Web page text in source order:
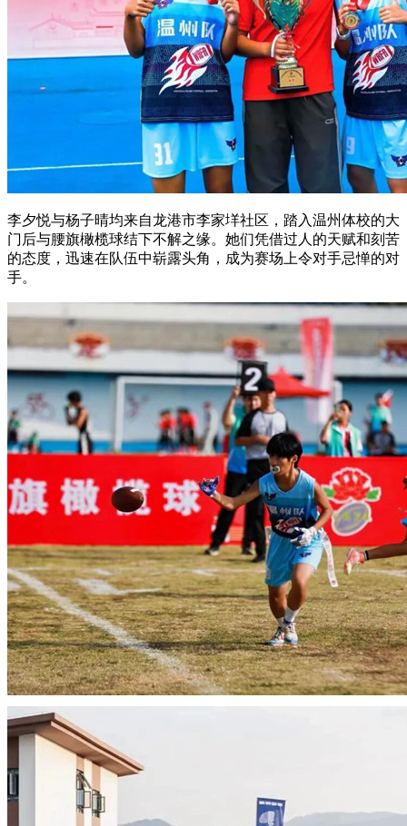
李夕悦与杨子晴均来自龙港市李家垟社区，踏入温州体校的大
门后与腰旗橄榄球结下不解之缘。她们凭借过人的天赋和刻苦
的态度，迅速在队伍中崭露头角，成为赛场上令对手忌惮的对
手。